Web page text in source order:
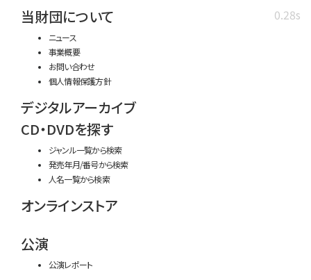
0.28s
当財団について
ニュース
事業概要
お問い合わせ
個人情報保護方針
デジタルアーカイブ
CD・DVDを探す
ジャンル一覧から検索
発売年月/番号から検索
人名一覧から検索
オンラインストア
公演
公演レポート